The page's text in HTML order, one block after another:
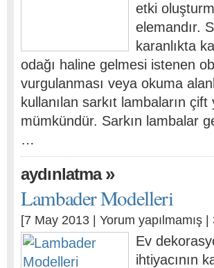
etki
elemandır.
karanlıkta
odağı haline gelmesi istenen
vurgulanması veya okuma
kullanılan sarkıt lambaların
mümkündür. Sarkın lambalar
…
aydınlatma»
Lambader Modelleri
[7 May 2013 | Yorum yapılmamış
Ev
ihtiyacının